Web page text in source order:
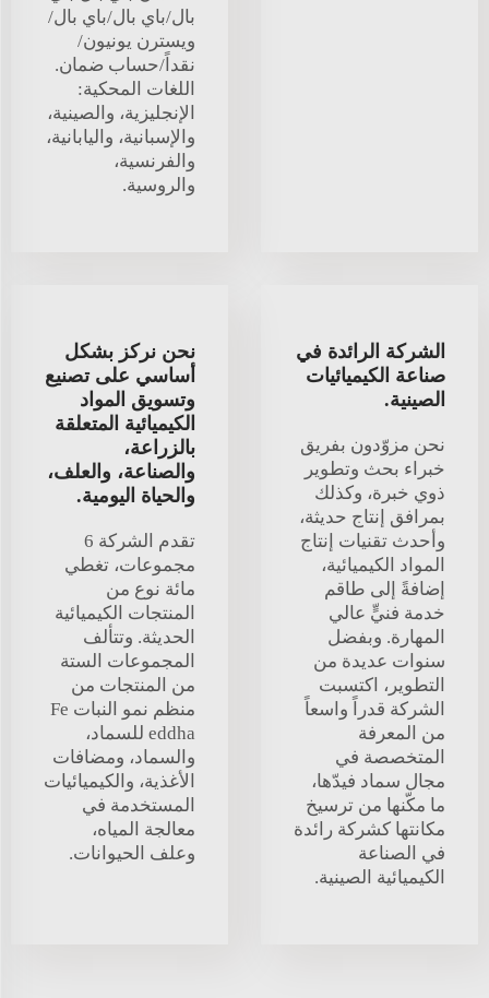
بال/باي بال/باي بال/
ويسترن يونيون/
نقداً/حساب ضمان.
اللغات المحكية:
الإنجليزية، والصينية،
والإسبانية، واليابانية،
والفرنسية،
والروسية.
الشركة الرائدة في
صناعة الكيميائيات
الصينية.
نحن مزوّدون بفريق
خبراء بحث وتطوير
ذوي خبرة، وكذلك
بمرافق إنتاج حديثة،
وأحدث تقنيات إنتاج
المواد الكيميائية،
إضافةً إلى طاقم
خدمة فنيٍّ عالي
المهارة. وبفضل
سنوات عديدة من
التطوير، اكتسبت
الشركة قدراً واسعاً
من المعرفة
المتخصصة في
مجال سماد فيدّها،
ما مكّنها من ترسيخ
مكانتها كشركة رائدة
في الصناعة
الكيميائية الصينية.
نحن نركز بشكل
أساسي على تصنيع
وتسويق المواد
الكيميائية المتعلقة
بالزراعة،
والصناعة، والعلف،
والحياة اليومية.
تقدم الشركة 6
مجموعات، تغطي
مائة نوع من
المنتجات الكيميائية
الحديثة. وتتألف
المجموعات الستة
من المنتجات من
منظم نمو النبات Fe
eddha للسماد،
والسماد، ومضافات
الأغذية، والكيميائيات
المستخدمة في
معالجة المياه،
وعلف الحيوانات.